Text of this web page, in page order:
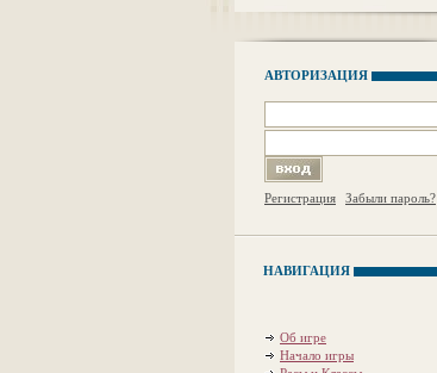
АВТОРИЗАЦИЯ
Регистрация Забыли пароль?
НАВИГАЦИЯ
Об игре
Начало игры